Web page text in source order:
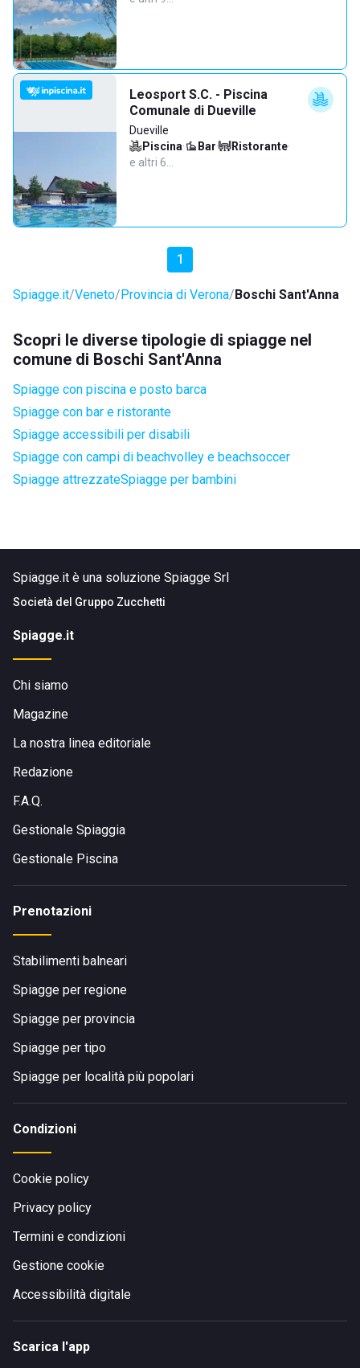
Leosport S.C. - Piscina
Comunale di Dueville
Dueville
Piscina· Bar· Ristorante·
e altri 6…
1
Spiagge.it Veneto Provincia di Verona Boschi Sant'Anna
Scopri le diverse tipologie di spiagge nel
comune di Boschi Sant'Anna
Spiagge con piscina e posto barca
Spiagge con bar e ristorante
Spiagge accessibili per disabili
Spiagge con campi di beachvolley e beachsoccer
Spiagge attrezzateSpiagge per bambini
Spiagge.it è una soluzione Spiagge Srl
Società del Gruppo Zucchetti
Spiagge.it
Chi siamo
Magazine
La nostra linea editoriale
Redazione
F.A.Q.
Gestionale Spiaggia
Gestionale Piscina
Prenotazioni
Stabilimenti balneari
Spiagge per regione
Spiagge per provincia
Spiagge per tipo
Spiagge per località più popolari
Condizioni
Cookie policy
Privacy policy
Termini e condizioni
Gestione cookie
Accessibilità digitale
Scarica l'app